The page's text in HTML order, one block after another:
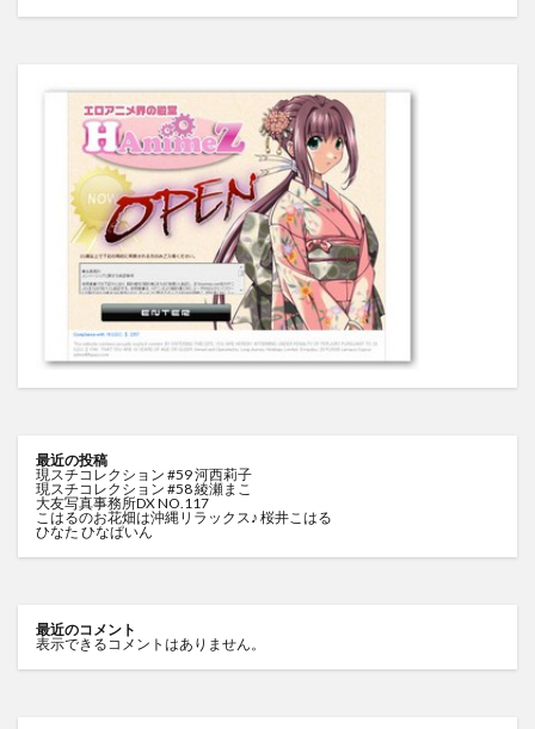
最近の投稿
現スチコレクション #59 河西莉子
現スチコレクション #58 綾瀬まこ
大友写真事務所DX NO.117
こはるのお花畑は沖縄リラックス♪ 桜井こはる
ひなた ひなぱいん
最近のコメント
表示できるコメントはありません。